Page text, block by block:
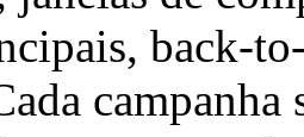
back-